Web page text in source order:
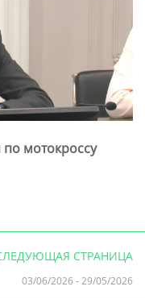
мотокроссу
СТРАНИЦА
03/06/2026 -29/05/2026